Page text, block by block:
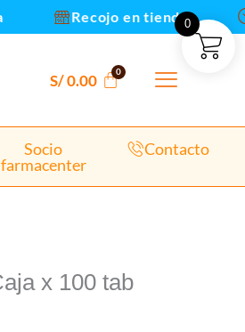
Recojo en tienda
S/0.00
Socio
farmacenter
Contacto
x 100 tab
0